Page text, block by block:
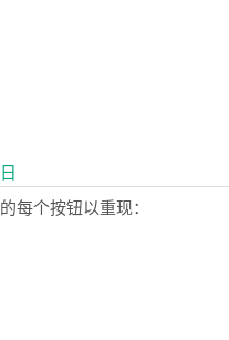
每个按钮以重现：